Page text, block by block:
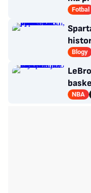
Fotbal
Blogy
NBA